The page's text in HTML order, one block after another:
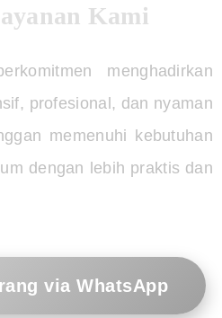
Kami
menghadirkan
profesional, dan nyaman
memenuhi kebutuhan
dengan lebih praktis dan
via WhatsApp